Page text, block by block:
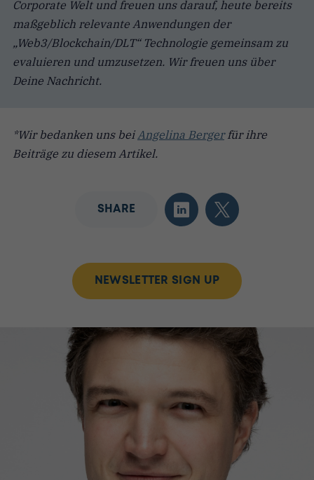
Corporate Welt und freuen uns darauf, heute bereits
maßgeblich relevante Anwendungen der
„Web3/Blockchain/DLT“ Technologie gemeinsam zu
evaluieren und umzusetzen. Wir freuen uns über
Deine Nachricht.
*Wir bedanken uns beiAngelina Bergerfür ihre
Beiträge zu diesem Artikel.
SHARE
NEWSLETTER SIGN UP